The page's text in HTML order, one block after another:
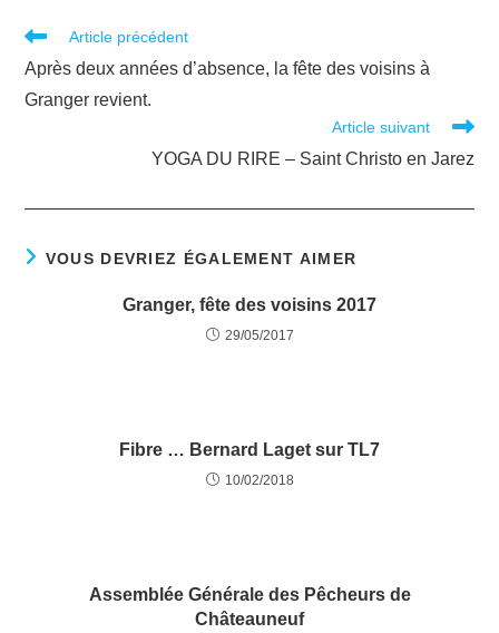
Article précédent
Après deux années d’absence, la fête des voisins à
Granger revient.
Article suivant
YOGA DU RIRE – Saint Christo en Jarez
VOUS DEVRIEZ ÉGALEMENT AIMER
Granger, fête des voisins 2017
29/05/2017
Fibre … Bernard Laget sur TL7
10/02/2018
Assemblée Générale des Pêcheurs de
Châteauneuf